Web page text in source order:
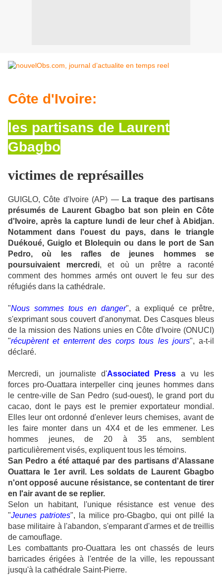
Côte d'Ivoire:
les partisans de Laurent
Gbagbo
victimes de représailles
GUIGLO, Côte d'Ivoire (AP) — La traque des partisans
présumés de Laurent Gbagbo bat son plein en Côte
d'Ivoire, après la capture lundi de leur chef à Abidjan.
Notamment dans l'ouest du pays, dans le triangle
Duékoué, Guiglo et Blolequin ou dans le port de San
Pedro, où les rafles de jeunes hommes se
poursuivaient mercredi, et où un prêtre a raconté
comment des hommes armés ont ouvert le feu sur des
réfugiés dans la cathédrale.
"Nous sommes tous en danger", a expliqué ce prêtre,
s'exprimant sous couvert d'anonymat. Des Casques bleus
de la mission des Nations unies en Côte d'Ivoire (ONUCI)
"récupèrent et enterrent des corps tous les jours", a-t-il
déclaré.
Mercredi, un journaliste d'Associated Press a vu les
forces pro-Ouattara interpeller cinq jeunes hommes dans
le centre-ville de San Pedro (sud-ouest), le grand port du
cacao, dont le pays est le premier exportateur mondial.
Elles leur ont ordonné d'enlever leurs chemises, avant de
les faire monter dans un 4X4 et de les emmener. Les
hommes jeunes, de 20 à 35 ans, semblent
particulièrement visés, expliquent tous les témoins.
San Pedro a été attaqué par des partisans d'Alassane
Ouattara le 1er avril. Les soldats de Laurent Gbagbo
n'ont opposé aucune résistance, se contentant de tirer
en l'air avant de se replier.
Selon un habitant, l'unique résistance est venue des
"Jeunes patriotes", la milice pro-Gbagbo, qui ont pillé la
base militaire à l'abandon, s'emparant d'armes et de treillis
de camouflage.
Les combattants pro-Ouattara les ont chassés de leurs
barricades érigées à l'entrée de la ville, les repoussant
jusqu'à la cathédrale Saint-Pierre.